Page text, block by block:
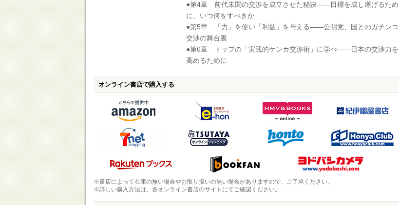
●第4章 前代未聞の交渉を成立させた秘訣――目標を成し遂げるため
に、いつ何をすべきか
●第5章 「力」を使い「利益」を与える――公明党、国とのガチンコ
交渉の舞台裏
●第6章 トップの「実践的ケンカ交渉術」に学べ――日本の交渉力を
高めるために
オンライン書店で購入する
※書店によって在庫の無い場合やお取り扱いの無い場合がありますので、ご了承ください。
※詳しい購入方法は、各オンライン書店のサイトにてご確認ください。